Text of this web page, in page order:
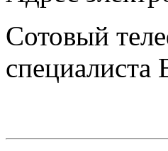
Сотовый